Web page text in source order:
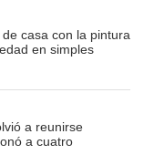
casa con la pintura
en simples
a reunirse
a cuatro